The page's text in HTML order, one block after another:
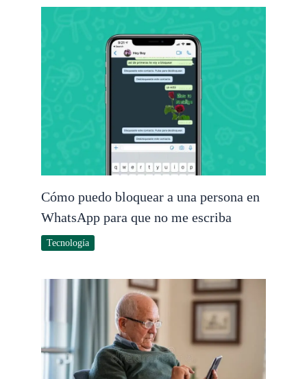
Cómo puedo bloquear a una persona en
WhatsApp para que no me escriba
Tecnología